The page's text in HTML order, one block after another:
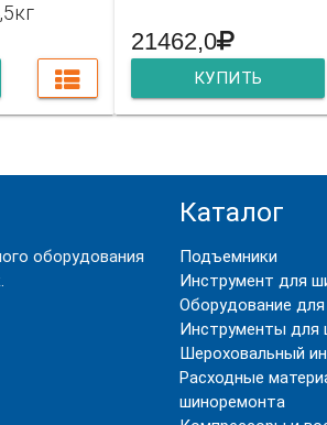
21462,0
КУПИТЬ
оборудования
Каталог
Подъемники
Инструмент для
Оборудование
Инструменты для
Шероховальный
Расходные
шиноремонта